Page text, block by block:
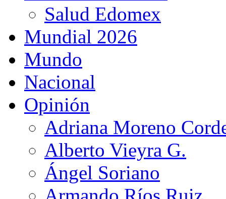
Salud Edomex
Mundial 2026
Mundo
Nacional
Opinión
Adriana Moreno
Alberto Vieyra G.
Ángel Soriano